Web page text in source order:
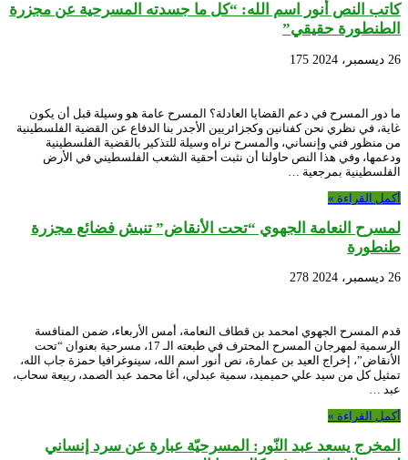
كاتب النص أنور اسم الله: “كل ما جسدته المسرحية عن مجزرة
الطنطورة حقيقي”
26 ديسمبر، 2024 175
ما دور المسرح في دعم القضايا العادلة؟ المسرح عامة هو وسيلة قبل أن يكون
غاية، في نظري نحن كفنانين وكجزائريين الأجدر بنا الدفاع عن القضية الفلسطينية
من منظور فني وإنساني، والمسرح نراه وسيلة للتذكير بالقضية الفلسطينية
ودعمها، وفي هذا النص حاولنا أن نثبت أحقية الشعب الفلسطيني في الأرض
الفلسطينية بمرجعية …
أكمل القراءة »
لمسرح النعامة الجهوي “تحت الأنقاض” تنبش فضائع مجزرة
طنطورة
26 ديسمبر، 2024 278
قدم المسرح الجهوي امحمد بن قطاف النعامة، أمس الأربعاء، ضمن المنافسة
الرسمية لمهرجان المسرح المحترف في طبعته الـ 17، مسرحية بعنوان “تحت
الأنقاض”، إخراج العيد بن عمارة، نص أنور اسم الله، سينوغرافيا حمزة جاب الله،
تمثيل كل من سيد علي حميميد، سمية عبدلي، أغا محمد عبد الصمد، ربيعة سحاب،
عبد …
أكمل القراءة »
المخرج يسعد عبد النّور: المسرحيّة عبارة عن سرد إنساني